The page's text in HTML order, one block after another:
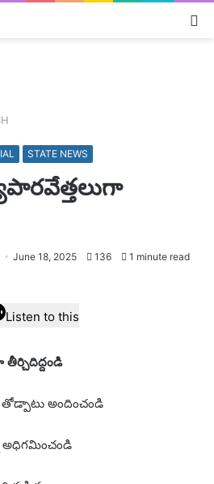
STATE NEWS
June 18, 2025 136 1 minute read
Listen to this
అందించండి
అధిగమించండి